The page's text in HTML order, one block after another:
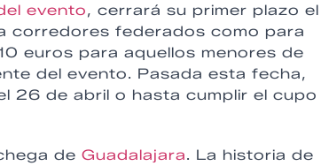
evento, cerrará su primer plazo el
corredores federados como para
euros para aquellos menores de
del evento. Pasada esta fecha,
26 de abril o hasta cumplir el cupo
de Guadalajara. La historia de